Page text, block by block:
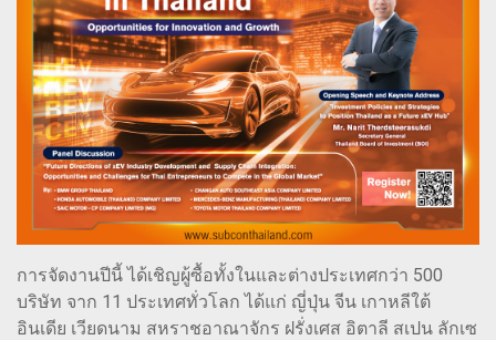
การจัดงานปีนี้ ได้เชิญผู้ซื้อทั้งในและต่างประเทศกว่า 500
บริษัท จาก 11 ประเทศทั่วโลก ได้แก่ ญี่ปุ่น จีน เกาหลีใต้
อินเดีย เวียดนาม สหราชอาณาจักร ฝรั่งเศส อิตาลี สเปน ลักเซ